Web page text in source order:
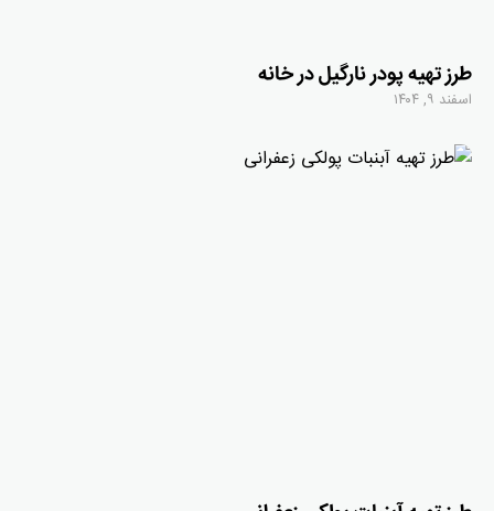
طرز تهیه پودر نارگیل در خانه
اسفند ۹, ۱۴۰۴